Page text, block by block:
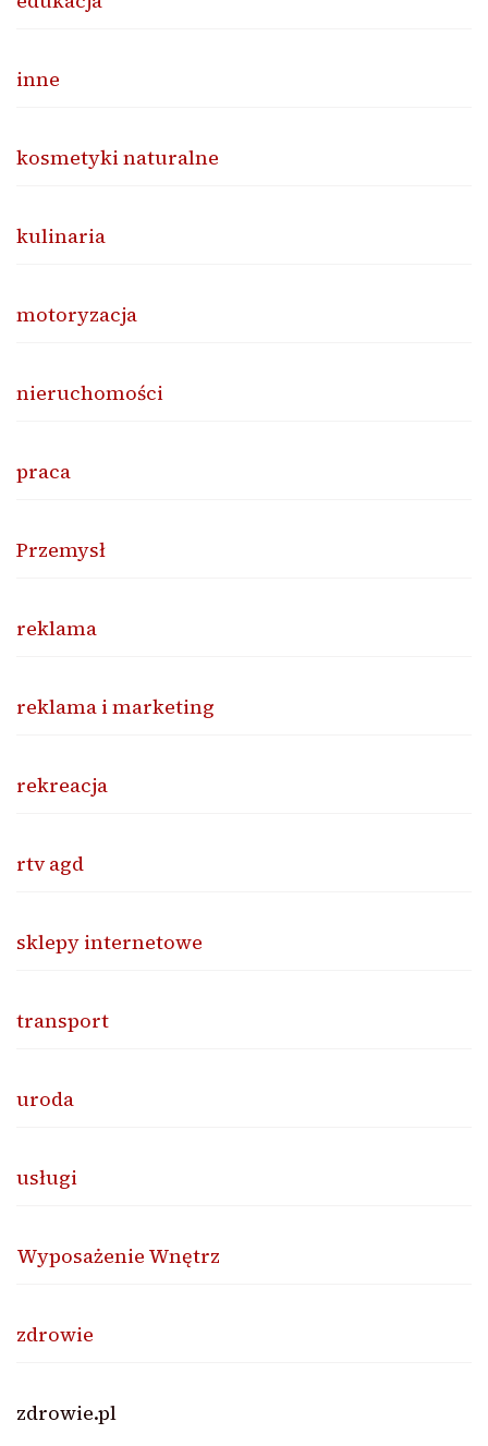
inne
kosmetyki naturalne
kulinaria
motoryzacja
nieruchomości
praca
Przemysł
reklama
reklama i marketing
rekreacja
rtv agd
sklepy internetowe
transport
uroda
usługi
Wyposażenie Wnętrz
zdrowie
zdrowie.pl